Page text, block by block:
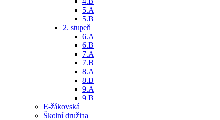
5.A
5.B
2. stupeň
6.A
6.B
7.A
7.B
8.A
8.B
9.A
9.B
E-žákovská
Školní družina